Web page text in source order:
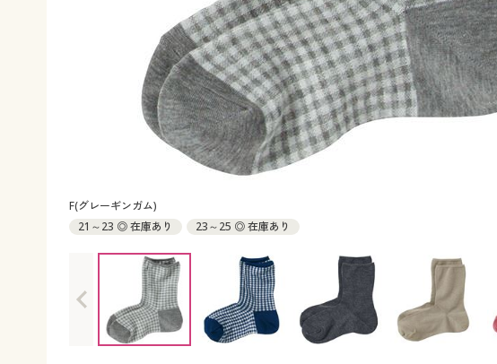
F(グレーギンガム)
21～23 ◎ 在庫あり
23～25 ◎ 在庫あり